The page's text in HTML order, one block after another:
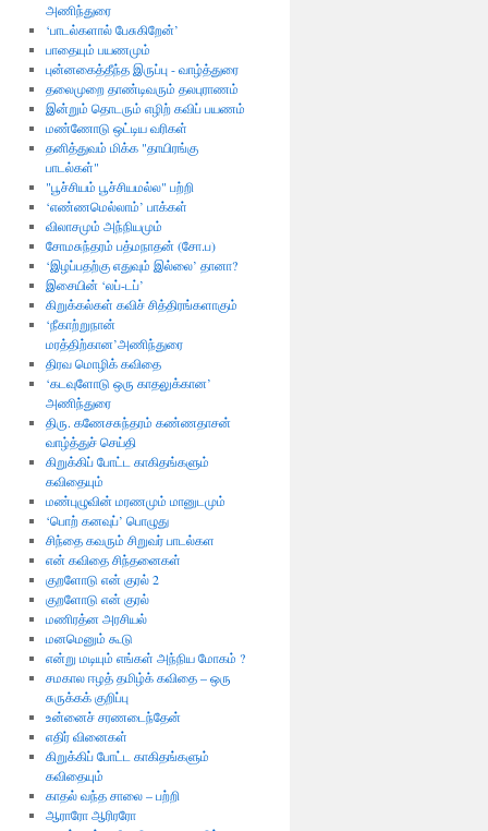
அணிந்துரை
‘பாடல்களால் பேசுகிறேன்’
பாதையும் பயணமும்
புன்னகைத்தீந்த இருப்பு - வாழ்த்துரை
தலைமுறை தாண்டிவரும் தலபுராணம்
இன்றும் தொடரும் எழிற் கவிப் பயணம்
மண்ணோடு ஒட்டிய வரிகள்
தனித்துவம் மிக்க "தாயிரங்கு
பாடல்கள்"
"பூச்சியம் பூச்சியமல்ல" பற்றி
‘எண்ணமெல்லாம்’ பாக்கள்
விலாசமும் அந்நியமும்
சோமசுந்தரம் பத்மநாதன் (சோ.ப)
‘இழப்பதற்கு எதுவும் இல்லை’ தானா?
இசையின் ‘லப்-டப்’
கிறுக்கல்கள் கவிச் சித்திரங்களாகும்
‘நீகாற்றுநான்
மரத்திற்கான’அணிந்துரை
திரவ மொழிக் கவிதை
‘கடவுளோடு ஒரு காதலுக்கான’
அணிந்துரை
திரு. கணேசசுந்தரம் கண்ணதாசன்
வாழ்த்துச் செய்தி
கிறுக்கிப் போட்ட காகிதங்களும்
கவிதையும்
மண்புழுவின் மரணமும் மானுடமும்
‘பொற் கனவுப்’ பொழுது
சிந்தை கவரும் சிறுவர் பாடல்கள
என் கவிதை சிந்தனைகள்
குறளோடு என் குரல் 2
குறளோடு என் குரல்
மணிரத்ன அரசியல்
மனமெனும் கூடு
என்று மடியும் எங்கள் அந்நிய மோகம் ?
சமகால ஈழத் தமிழ்க் கவிதை – ஒரு
சுருக்கக் குறிப்பு
உன்னைச் சரணடைந்தேன்
எதிர் வினைகள்
கிறுக்கிப் போட்ட காகிதங்களும்
கவிதையும்
காதல் வந்த சாலை – பற்றி
ஆராரோ ஆரிரரோ